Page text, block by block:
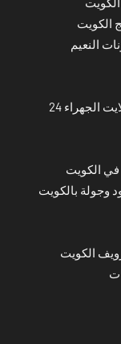
الكويت
النعيم
فني تصليح ستلايت الجهراء فني صيانة ستلايت الجهراء 24
الكويت
وجولة بالكويت
الكويت